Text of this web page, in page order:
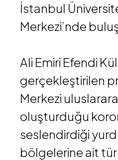
İstanbul
Merkezi’nde
Ali Emiri Efendi
gerçekleştirilen
Merkezi
oluşturduğu
seslendirdiği
bölgelerine ait